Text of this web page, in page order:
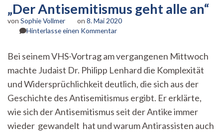
„Der Antisemitismus geht alle an“
von Sophie Vollmer on 8. Mai 2020
Hinterlasse einen Kommentarzu
geht
alle
an“
Bei seinem VHS-Vortrag am vergangenen Mittwoch
machte Judaist Dr. Philipp Lenhard die Komplexität
und Widersprüchlichkeit deutlich, die sich aus der
Geschichte des Antisemitismus ergibt. Er erklärte,
wie sich der Antisemitismus seit der Antike immer
wieder gewandelt hat und warum Antirassisten auch